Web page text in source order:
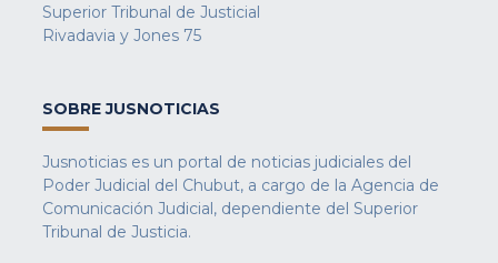
Superior Tribunal de Justicial
Rivadavia y Jones 75
SOBRE JUSNOTICIAS
Jusnoticias es un portal de noticias judiciales del
Poder Judicial del Chubut, a cargo de la Agencia de
Comunicación Judicial, dependiente del Superior
Tribunal de Justicia.